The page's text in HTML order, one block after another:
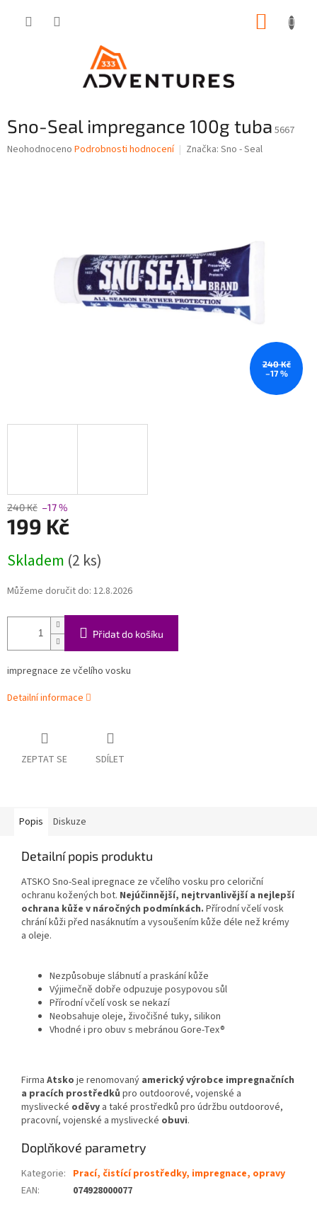
Sno-Seal impregance 100g tuba 5667
Průměrné
Neohodnoceno Podrobnosti hodnocení Značka: Sno - Seal
240 Kč
–17 %
240 Kč –17 %
199 Kč
cena:
Skladem (2 ks)
Můžeme doručit do: 12.8.2026
Přidat do košíku
impregnace ze včelího vosku
Detailní informace
ZEPTAT SE SDÍLET
Popis Diskuze
Detailní popis produktu
ATSKO Sno-Seal ipregnace ze včelího vosku pro celoriční
ochranu kožených bot. Nejúčinnější, nejtrvanlivější a nejlepší
ochrana kůže v náročných podmínkách. Přírodní včelí vosk
chrání kůži před nasáknutím a vysoušením kůže déle než krémy
a oleje.
Nezpůsobuje slábnutí a praskání kůže
Výjimečně dobře odpuzuje posypovou sůl
Přírodní včelí vosk se nekazí
Neobsahuje oleje, živočišné tuky, silikon
Vhodné i pro obuv s mebránou Gore-Tex®
Firma Atsko je renomovaný americkývýrobce impregnačních
a pracích prostředků pro outdoorové, vojenské a
myslivecké oděvy a také prostředků pro údržbu outdoorové,
pracovní, vojenské a myslivecké obuvi.
Doplňkové parametry
Kategorie: Prací, čistící prostředky, impregnace, opravy
EAN: 074928000077